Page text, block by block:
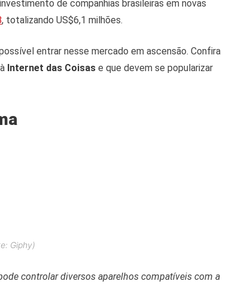
de companhias brasileiras em novas
, totalizando US$6,1 milhões.
entrar nesse mercado em ascensão. Confira
Internet das Coisas e que devem se popularizar
Giphy)
controlar diversos aparelhos compatíveis com a